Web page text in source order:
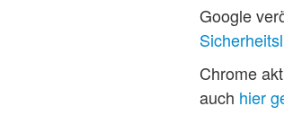
Google
Chrome
auch hier